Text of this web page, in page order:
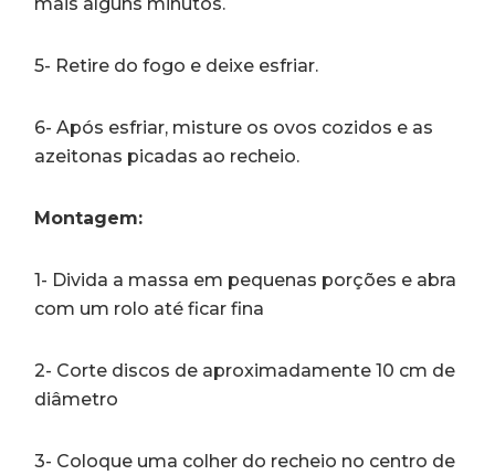
5- Retire do fogo e deixe esfriar.
6- Após esfriar, misture os ovos cozidos e as
azeitonas picadas ao recheio.
Montagem:
1- Divida a massa em pequenas porções e abra
com um rolo até ficar fina
2- Corte discos de aproximadamente 10 cm de
diâmetro
3- Coloque uma colher do recheio no centro de